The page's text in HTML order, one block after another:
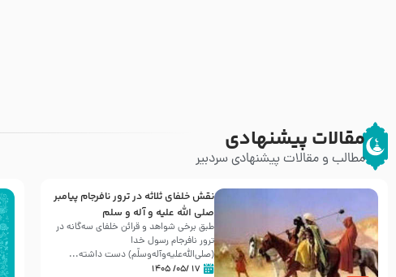
مقالات پیشنهادی
مطالب و مقالات پیشنهادی سردبیر
نقش خلفای ثلاثه در ترور نافرجام پیامبر
صلی الله علیه و آله و سلم
طبق برخی شواهد و قرائن خلفای سه‌گانه در
ترور نافرجام رسول خدا
(صلی‌الله‌علیه‌و‌آله‌وسلّم) دست داشته‌...
۱۷ /۰۵/ ۱۴۰۵